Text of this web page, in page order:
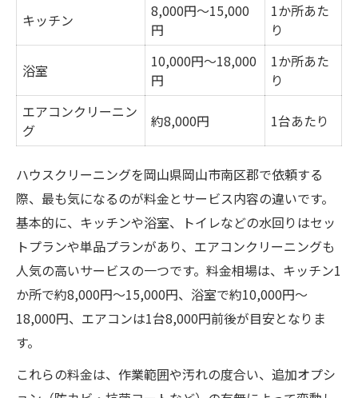
キッチン
8,000円〜15,000
円
1か所あた
り
浴室
10,000円〜18,000
円
1か所あた
り
エアコンクリーニン
グ
約8,000円 1台あたり
ハウスクリーニングを岡山県岡山市南区郡で依頼する
際、最も気になるのが料金とサービス内容の違いです。
基本的に、キッチンや浴室、トイレなどの水回りはセッ
トプランや単品プランがあり、エアコンクリーニングも
人気の高いサービスの一つです。料金相場は、キッチン1
か所で約8,000円〜15,000円、浴室で約10,000円〜
18,000円、エアコンは1台8,000円前後が目安となりま
す。
これらの料金は、作業範囲や汚れの度合い、追加オプシ